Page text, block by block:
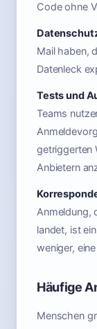
Code ohne
Mail haben,
Datenleck
Tests und
Teams
getriggerten
Anbietern
Anmeldung,
landet, ist
weniger,
Häufige
Menschen